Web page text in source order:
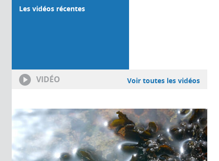
Les vidéos récentes
VIDÉO Voir toutes les vidéos